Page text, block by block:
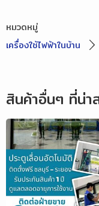
หมวดหมู่
เครื่องใช้ไฟฟ้าในบ้าน
สินค้าอื่นๆ ที่น่า